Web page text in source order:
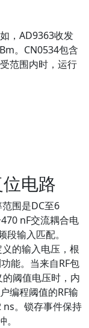
，AD9363收发
。CN0534包含
范围内时，运行
电路
围是DC至6
nF交流耦合电
输入匹配。
的输入电压，根
能。当来自RF包
阈值电压时，内
编程阈值的RF输
ns。锁存事件保持